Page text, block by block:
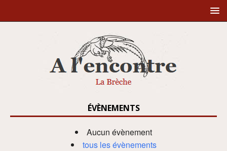
ÉVÈNEMENTS
Aucun évènement
tous les évènements